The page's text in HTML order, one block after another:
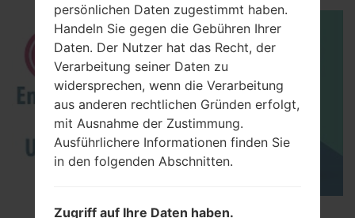
How to Enable Developer Options & USB
persönlichen Daten zugestimmt haben.
Handeln Sie gegen die Gebühren Ihrer
Daten. Der Nutzer hat das Recht, der
Verarbeitung seiner Daten zu
widersprechen, wenn die Verarbeitung
aus anderen rechtlichen Gründen erfolgt,
mit Ausnahme der Zustimmung.
Ausführlichere Informationen finden Sie
in den folgenden Abschnitten.
Zugriff auf Ihre Daten haben.